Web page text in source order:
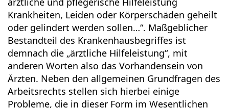
Krankheiten, Leiden oder Körperschäden geheilt
oder gelindert werden sollen…“. Maßgeblicher
Bestandteil des Krankenhausbegriffes ist
demnach die „ärztliche Hilfeleistung“, mit
anderen Worten also das Vorhandensein von
Ärzten. Neben den allgemeinen Grundfragen des
Arbeitsrechts stellen sich hierbei einige
Probleme, die in dieser Form im Wesentlichen